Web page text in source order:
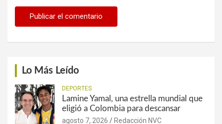
Lo Más Leído
DEPORTES
Lamine Yamal, una estrella mundial que
eligió a Colombia para descansar
agosto 7, 2026 Redacción NVC